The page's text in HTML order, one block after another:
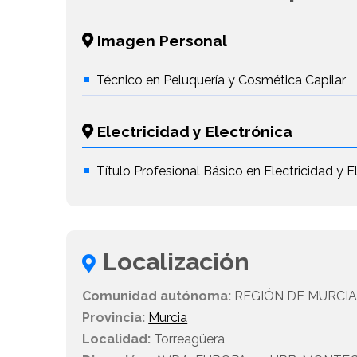
Imagen Personal
Técnico en Peluquería y Cosmética Capilar
Electricidad y Electrónica
Título Profesional Básico en Electricidad y
Localización
Comunidad autónoma: REGIÓN DE MURCIA
Provincia: Murcia
Localidad: Torreagüera